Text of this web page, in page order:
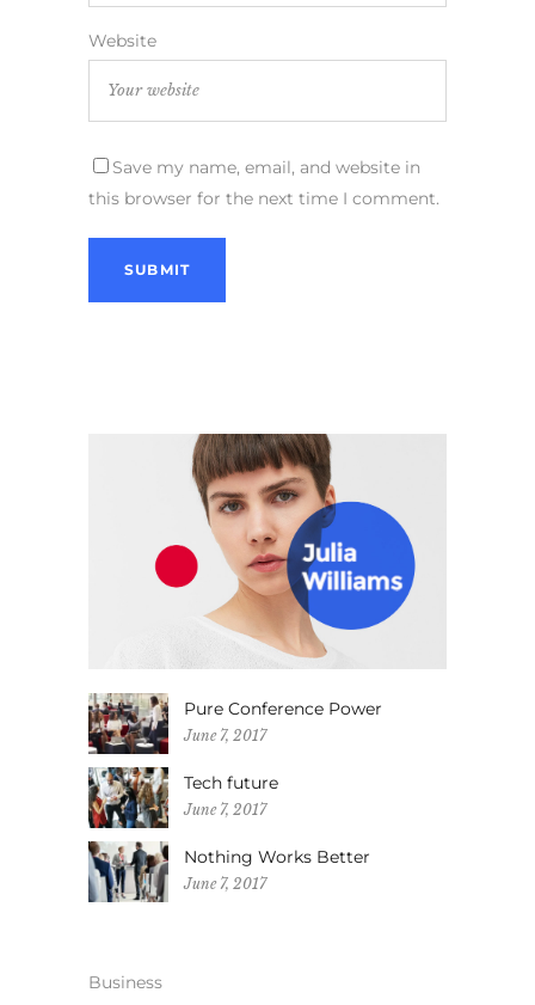
Website
Save my name, email, and website in
this browser for the next time I comment.
Pure Conference Power
June 7, 2017
Tech future
June 7, 2017
Nothing Works Better
June 7, 2017
Business